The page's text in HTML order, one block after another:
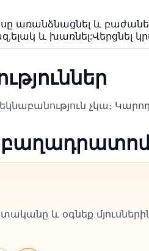
առանձնացնել և
և խառնել:Վերցնել
չկա։ Կարող
և օգնեք